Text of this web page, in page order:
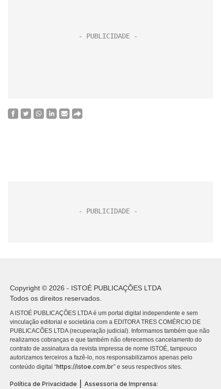
Copyright © 2026 - ISTOÉ PUBLICAÇÕES LTDA
Todos os direitos reservados.
A ISTOÉ PUBLICAÇÕES LTDA é um portal digital independente e sem
vinculação editorial e societária com a EDITORA TRES COMÉRCIO DE
PUBLICACÕES LTDA (recuperação judicial). Informamos também que não
realizamos cobranças e que também não oferecemos cancelamento do
contrato de assinatura da revista impressa de nome ISTOÉ, tampouco
autorizamos terceiros a fazê-lo, nos responsabilizamos apenas pelo
conteúdo digital “https://istoe.com.br” e seus respectivos sites.
Política de Privacidade Assessoria de Imprensa: